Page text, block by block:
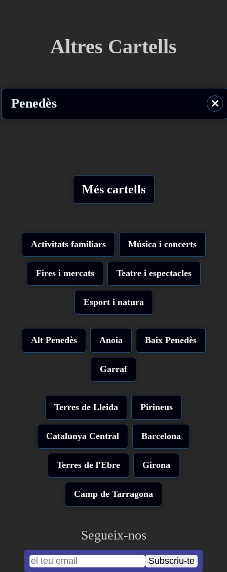
Altres Cartells
Penedès ⨯
Més cartells
Activitats familiars Música i concerts
Fires i mercats Teatre i espectacles
Esport i natura
Alt Penedès Anoia Baix Penedès
Garraf
Terres de Lleida Pirineus
Catalunya Central Barcelona
Terres de l'Ebre Girona
Camp de Tarragona
Segueix-nos
Subscriu-te